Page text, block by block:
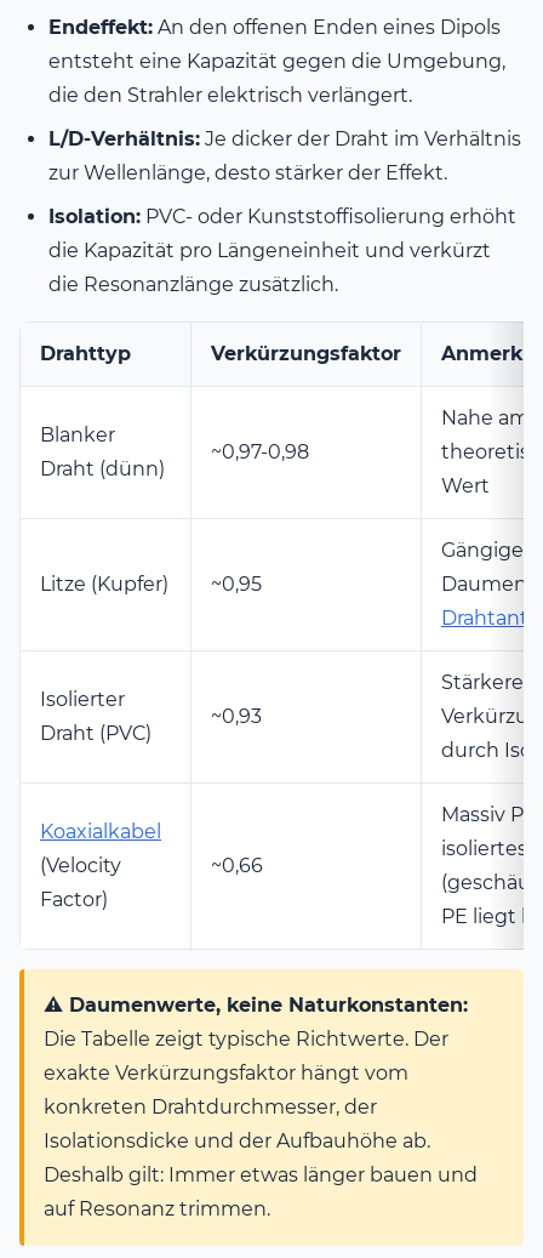
Endeffekt: An den offenen Enden eines Dipols
entsteht eine Kapazität gegen die Umgebung,
die den Strahler elektrisch verlängert.
L/D-Verhältnis: Je dicker der Draht im Verhältnis
zur Wellenlänge, desto stärker der Effekt.
Isolation: PVC- oder Kunststoffisolierung erhöht
die Kapazität pro Längeneinheit und verkürzt
die Resonanzlänge zusätzlich.
Drahttyp Verkürzungsfaktor
Blanker
Draht (dünn)
~0,97-0,98
Nahe am
Wert
Litze (Kupfer) ~0,95
Gängiger
Isolierter
Draht (PVC)
~0,93
Stärkere
durch
Koaxialkabel
(Velocity
Factor)
~0,66
Massiv PE-
isoliertes
PE liegt
⚠️ Daumenwerte, keine Naturkonstanten:
Die Tabelle zeigt typische Richtwerte. Der
exakte Verkürzungsfaktor hängt vom
konkreten Drahtdurchmesser, der
Isolationsdicke und der Aufbauhöhe ab.
Deshalb gilt: Immer etwas länger bauen und
auf Resonanz trimmen.